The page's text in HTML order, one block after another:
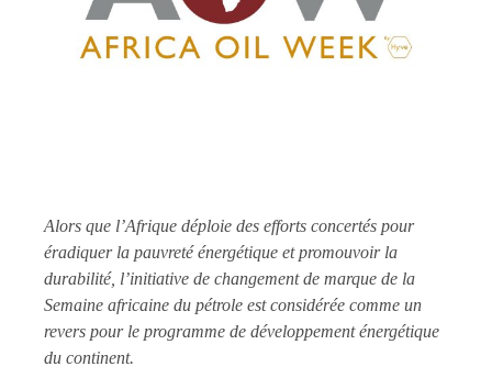
Alors que l’Afrique déploie des efforts concertés pour
éradiquer la pauvreté énergétique et promouvoir la
durabilité, l’initiative de changement de marque de la
Semaine africaine du pétrole est considérée comme un
revers pour le programme de développement énergétique
du continent.